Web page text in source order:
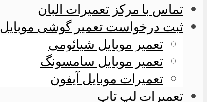
تماس با مرکز تعمیرات البان
ثبت درخواست تعمیر گوشی موبایل
تعمیر موبایل شیائومی
تعمیر موبایل سامسونگ
تعمیرات موبایل آیفون
تعمیرات لپ تاپ